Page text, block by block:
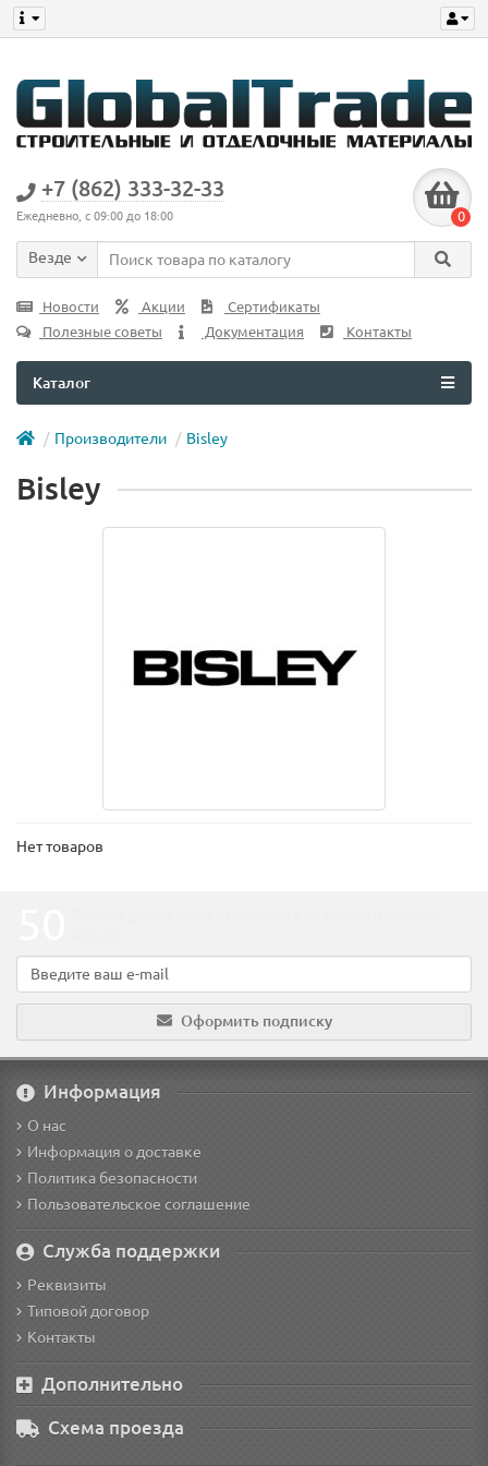
+7 (862) 333-32-33
Ежедневно, с 09:00 до 18:00 0
Везде
Новости Акции
Сертификаты
Полезные советы
Документация Контакты
Каталог
Производители Bisley
Bisley
Нет товаров
Оформить подписку
Информация
О нас
Информация о доставке
Политика безопасности
Пользовательское соглашение
Служба поддержки
Реквизиты
Типовой договор
Контакты
Дополнительно
Схема проезда